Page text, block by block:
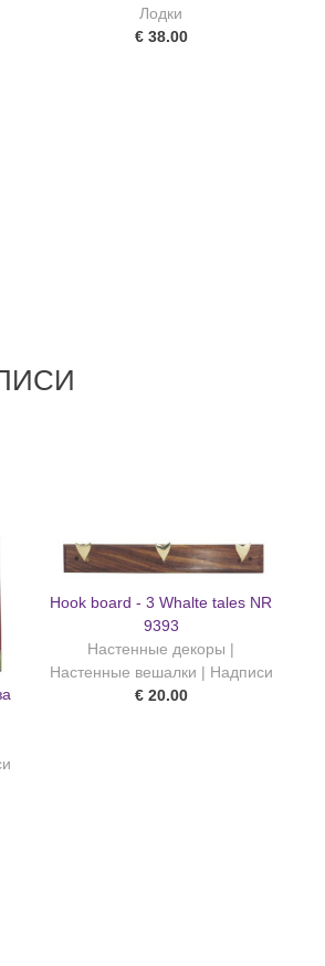
Лодки
€ 38.00
Hook board - 3 Whalte tales NR
9393
Настенные декоры |
Настенные вешалки | Надписи
€ 20.00